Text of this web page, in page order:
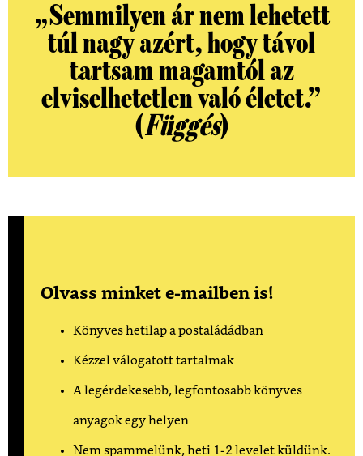
„Semmilyen ár nem lehetett
túl nagy azért, hogy távol
tartsam magamtól az
elviselhetetlen való életet.”
(Függés)
Olvass minket e-mailben is!
Könyves hetilap a postaládádban
Kézzel válogatott tartalmak
A legérdekesebb, legfontosabb könyves
anyagok egy helyen
Nem spammelünk, heti 1-2 levelet küldünk.